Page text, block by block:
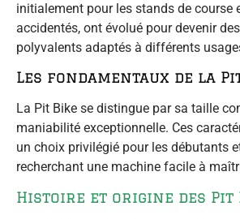
initialement pour les stands de course
accidentés, ont évolué pour devenir
polyvalents adaptés à différents
Les fondamentaux de la
La Pit Bike se distingue par sa taille
maniabilité exceptionnelle. Ces
un choix privilégié pour les débutants
recherchant une machine facile à
Histoire et origine des Pit